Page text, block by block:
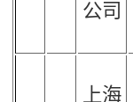
公司
上海